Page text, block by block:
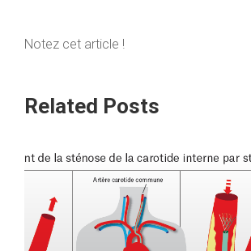
Notez cet article !
Related Posts